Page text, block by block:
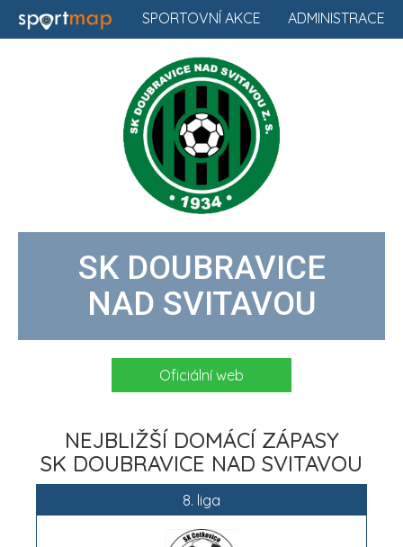
ADMINISTRACE
SPORTOVNÍ AKCE
SK DOUBRAVICE
NAD SVITAVOU
Oficiální web
NEJBLIŽŠÍ DOMÁCÍ ZÁPASY
SK DOUBRAVICE NAD SVITAVOU
8. liga